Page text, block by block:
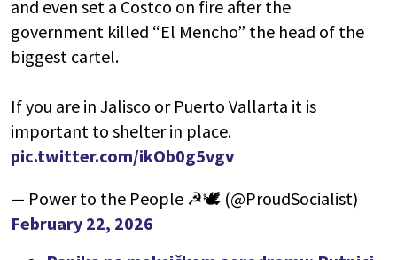
and even set a Costco on fire after the
government killed “El Mencho” the head of the
biggest cartel.
If you are in Jalisco or Puerto Vallarta it is
important to shelter in place.
pic.twitter.com/ikOb0g5vgv
— Power to the People ☭🕊 (@ProudSocialist)
February 22, 2026